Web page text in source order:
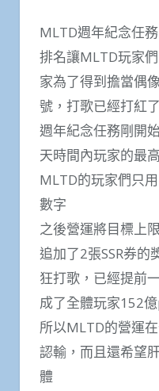
MLTD週年紀念任
排名讓MLTD玩家
家為了得到擔當偶
號，打歌已經打紅
週年紀念任務剛開
天時間內玩家的最
MLTD的玩家們只
數字
之後營運將目標上
追加了2張SSR券的
狂打歌，已經提前
成了全體玩家152
所以MLTD的營運
認輸，而且還希望
體